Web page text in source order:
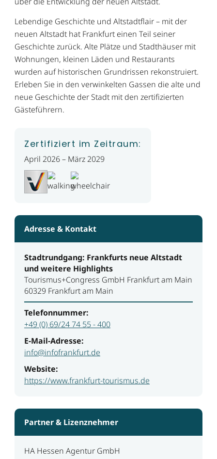
Lebendige Geschichte und Altstadtflair – mit der
neuen Altstadt hat Frankfurt einen Teil seiner
Geschichte zurück. Alte Plätze und Stadthäuser mit
Wohnungen, kleinen Läden und Restaurants
wurden auf historischen Grundrissen rekonstruiert.
Erleben Sie in den verwinkelten Gassen die alte und
neue Geschichte der Stadt mit den zertifizierten
Gästeführern.
Zertifiziert im Zeitraum:
April 2026 – März 2029
Adresse & Kontakt
Stadtrundgang: Frankfurts neue Altstadt
und weitere Highlights
Tourismus+Congress GmbH Frankfurt am Main
60329 Frankfurt am Main
Telefonnummer:
+49 (0) 69/24 74 55 - 400
E-Mail-Adresse:
info@infofrankfurt.de
Website:
https://www.frankfurt-tourismus.de
Partner & Lizenznehmer
HA Hessen Agentur GmbH